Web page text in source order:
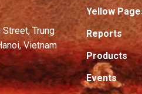
Trung
Vietnam
Yellow
Reports
Products
Events